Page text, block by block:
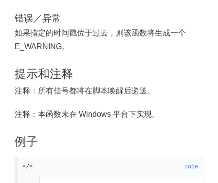
错误／异常
如果指定的时间戳位于过去，则该函数将生成一个
E_WARNING。
提示和注释
注释： 所有信号都将在脚本唤醒后递送。
注释： 本函数未在 Windows 平台下实现。
例子
</> code